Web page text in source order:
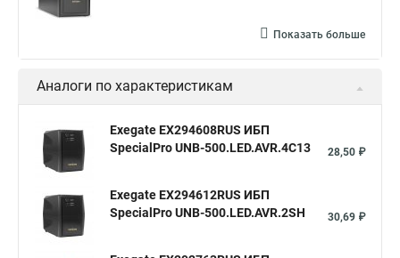
Показать больше
Аналоги по характеристикам
Exegate EX294608RUS ИБП
SpecialPro UNB-500.LED.AVR.4C13
28,50 ₽
Exegate EX294612RUS ИБП
SpecialPro UNB-500.LED.AVR.2SH
30,69 ₽